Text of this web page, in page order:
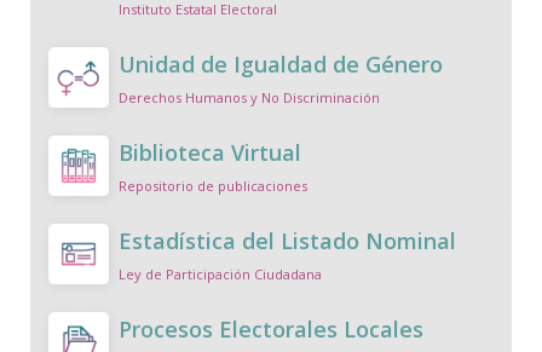
Instituto Estatal Electoral
Unidad de Igualdad de Género
Derechos Humanos y No Discriminación
Biblioteca Virtual
Repositorio de publicaciones
Estadística del Listado Nominal
Ley de Participación Ciudadana
Procesos Electorales Locales